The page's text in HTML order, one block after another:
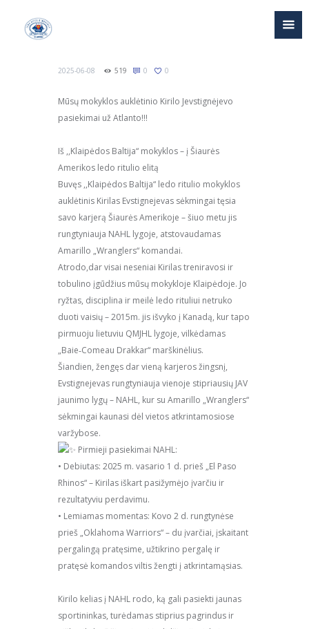
2025-06-08 519 0 0
Mūsų mokyklos auklėtinio Kirilo Jevstignėjevo
pasiekimai už Atlanto!!!
Iš ,,Klaipėdos Baltija“ mokyklos – į Šiaurės
Amerikos ledo ritulio elitą
Buvęs ,,Klaipėdos Baltija“ ledo ritulio mokyklos
auklėtinis Kirilas Evstignejevas sėkmingai tęsia
savo karjerą Šiaurės Amerikoje – šiuo metu jis
rungtyniauja NAHL lygoje, atstovaudamas
Amarillo „Wranglers“ komandai.
Atrodo,dar visai neseniai Kirilas treniravosi ir
tobulino įgūdžius mūsų mokykloje Klaipėdoje. Jo
ryžtas, disciplina ir meilė ledo rituliui netruko
duoti vaisių – 2015m. jis išvyko į Kanadą, kur tapo
pirmuoju lietuviu QMJHL lygoje, vilkėdamas
„Baie‑Comeau Drakkar“ marškinėlius.
Šiandien, žengęs dar vieną karjeros žingsnį,
Evstignejevas rungtyniauja vienoje stipriausių JAV
jaunimo lygų – NAHL, kur su Amarillo „Wranglers“
sėkmingai kaunasi dėl vietos atkrintamosiose
varžybose.
Pirmieji pasiekimai NAHL:
• Debiutas: 2025 m. vasario 1 d. prieš „El Paso
Rhinos“ – Kirilas iškart pasižymėjo įvarčiu ir
rezultatyviu perdavimu.
• Lemiamas momentas: Kovo 2 d. rungtynėse
prieš „Oklahoma Warriors“ – du įvarčiai, įskaitant
pergalingą pratęsime, užtikrino pergalę ir
pratęsė komandos viltis žengti į atkrintamąsias.
Kirilo kelias į NAHL rodo, ką gali pasiekti jaunas
sportininkas, turėdamas stiprius pagrindus ir